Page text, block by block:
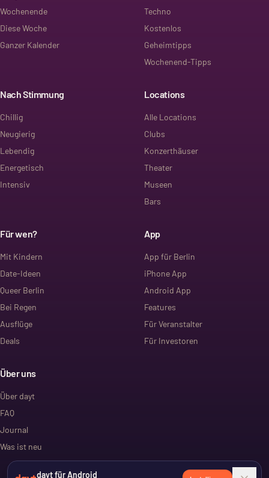
Wochenende
Diese Woche
Ganzer Kalender
Techno
Kostenlos
Geheimtipps
Wochenend-Tipps
Nach Stimmung
Chillig
Neugierig
Lebendig
Energetisch
Intensiv
Locations
Alle Locations
Clubs
Konzerthäuser
Theater
Museen
Bars
Für wen?
Mit Kindern
Date-Ideen
Queer Berlin
Bei Regen
Ausflüge
Deals
App
App für Berlin
iPhone App
Android App
Features
Für Veranstalter
Für Investoren
Über uns
Über dayt
FAQ
Journal
Was ist neu
dayt für Android